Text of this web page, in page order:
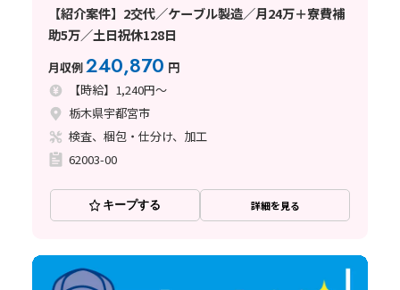
【紹介案件】2交代／ケーブル製造／月24万＋寮費補
助5万／土日祝休128日
月収例240,870 円
【時給】1,240円～
栃木県宇都宮市
検査、梱包・仕分け、加工
62003-00
キープする 詳細を見る